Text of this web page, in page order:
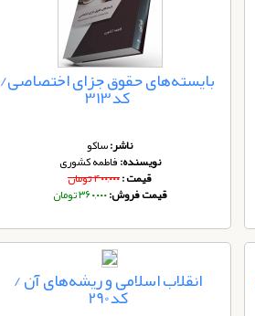
بایسته‌های حقوق جزای اختصاصی/
کد313
ناشر:ساکو
نویسنده:فاطمه کشوری
قیمت :۴۰۰,۰۰۰ تومان
قیمت فروش:۳۶۰,۰۰۰ تومان
انقلاب اسلامی و ریشه‌های آن /
کد290